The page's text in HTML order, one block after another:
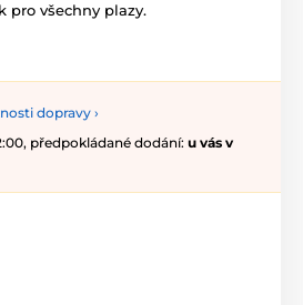
pro všechny plazy.
dopravy ›
předpokládané dodání: u vás v